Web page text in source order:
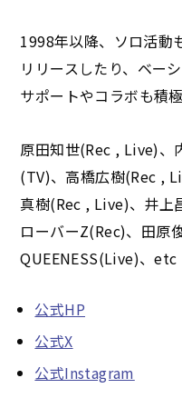
1998年以降、ソロ活動
リリースしたり、ベー
サポートやコラボも積極
原田知世(Rec , Live)、
(TV)、高橋広樹(Rec ,
真樹(Rec , Live)、井上
ローバーZ(Rec)、田原
QUEENESS(Live)、etc
公式HP
公式X
公式Instagram